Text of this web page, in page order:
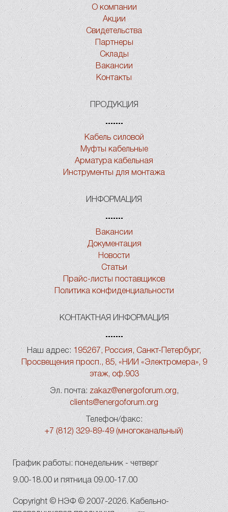
О компании
Акции
Свидетельства
Партнеры
Склады
Вакансии
Контакты
ПРОДУКЦИЯ
Кабель силовой
Муфты кабельные
Арматура кабельная
Инструменты для монтажа
ИНФОРМАЦИЯ
Вакансии
Документация
Новости
Статьи
Прайс-листы поставщиков
Политика конфиденциальности
КОНТАКТНАЯ ИНФОРМАЦИЯ
Наш адрес:195267, Россия, Санкт-Петербург,
Просвещения просп., 85, «НИИ «Электромера», 9
этаж, оф.903
Эл. почта: zakaz@energoforum.org,
clients@energoforum.org
Телефон/факс:
+7 (812) 329-89-49 (многоканальный)
График работы: понедельник - четверг
9.00-18.00 и пятница 09.00-17.00
Copyright © НЭФ © 2007-2026. Кабельно-